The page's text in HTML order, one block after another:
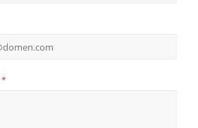
*